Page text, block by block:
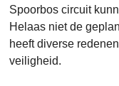
Spoorbos circuit
Helaas niet de
heeft diverse
veiligheid.